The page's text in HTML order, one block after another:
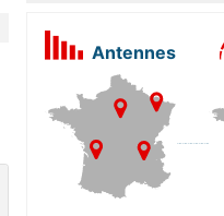
Antennes